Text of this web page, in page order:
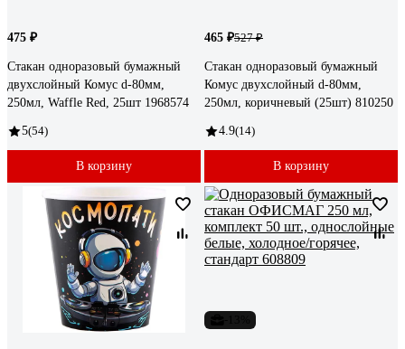
475 ₽
Стакан одноразовый бумажный
двухслойный Комус d-80мм,
250мл, Waffle Red, 25шт 1968574
5(54)
В корзину
465 ₽527 ₽
Стакан одноразовый бумажный
Комус двухслойный d-80мм,
250мл, коричневый (25шт) 810250
4.9(14)
В корзину